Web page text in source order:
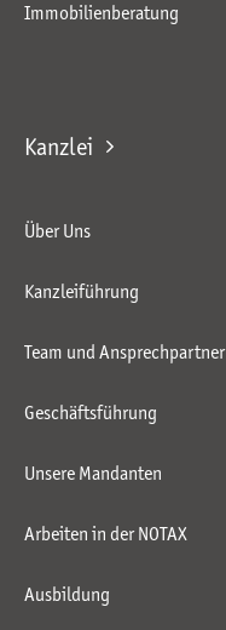
Immobilienberatung
Kanzlei
Über Uns
Kanzleiführung
Team und Ansprechpartner
Geschäftsführung
Unsere Mandanten
Arbeiten in der NOTAX
Ausbildung